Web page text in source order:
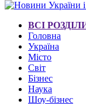
ВСІ
Головна
Україна
Місто
Світ
Бізнес
Наука
Шоу-бізнес